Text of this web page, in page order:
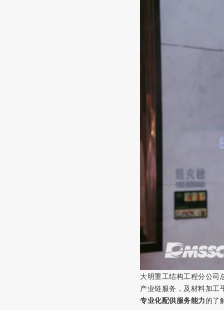
大明重工结构工程分公司
产业链服务，及材料加工
专业化配供服务能力的了